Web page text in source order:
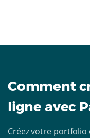
Comment
ligne avec
Créez votre portfolio